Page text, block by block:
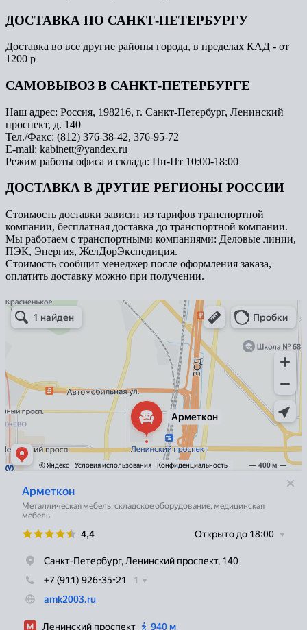
ДОСТАВКА ПО САНКТ-ПЕТЕРБУРГУ
Доставка во все другие районы города, в пределах КАД - от
1200 р
САМОВЫВОЗ В САНКТ-ПЕТЕРБУРГЕ
Наш адрес: Россия, 198216, г. Санкт-Петербург, Ленинский
проспект, д. 140
Тел./Факс: (812) 376-38-42, 376-95-72
E-mail: kabinett@yandex.ru
Режим работы офиса и склада: Пн-Пт 10:00-18:00
ДОСТАВКА В ДРУГИЕ РЕГИОНЫ РОССИИ
Стоимость доставки зависит из тарифов транспортной
компании, бесплатная доставка до транспортной компании.
Мы работаем с транспортными компаниями: Деловые линии,
ПЭК, Энергия, ЖелДорЭкспедиция.
Стоимость сообщит менеджер после оформления заказа,
оплатить доставку можно при получении.
Арметкон
Металлическая мебель в Санкт‑Петербурге
Торговое оборудование в Санкт‑Петербурге